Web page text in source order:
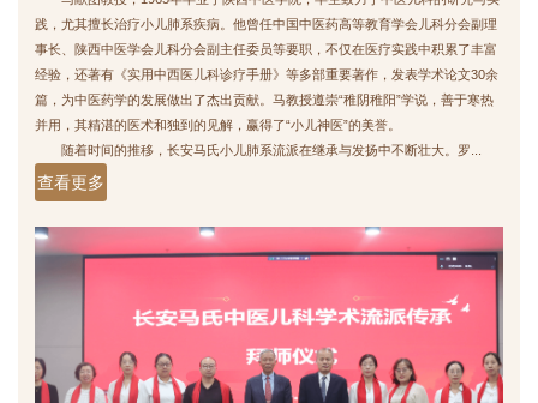
践，尤其擅长治疗小儿肺系疾病。他曾任中国中医药高等教育学会儿科分会副理
事长、陕西中医学会儿科分会副主任委员等要职，不仅在医疗实践中积累了丰富
经验，还著有《实用中西医儿科诊疗手册》等多部重要著作，发表学术论文30余
篇，为中医药学的发展做出了杰出贡献。马教授遵崇“稚阴稚阳”学说，善于寒热
并用，其精湛的医术和独到的见解，赢得了“小儿神医”的美誉。
随着时间的推移，长安马氏小儿肺系流派在继承与发扬中不断壮大。罗...
查看更多